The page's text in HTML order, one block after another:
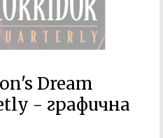
Dream
- графична